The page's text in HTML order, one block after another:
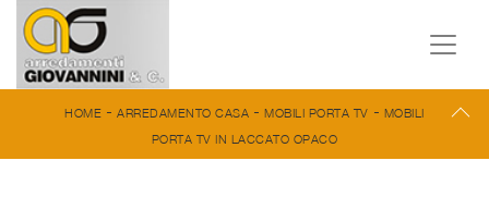
HOME -ARREDAMENTO CASA -MOBILI PORTA TV - MOBILI
PORTA TV IN LACCATO OPACO